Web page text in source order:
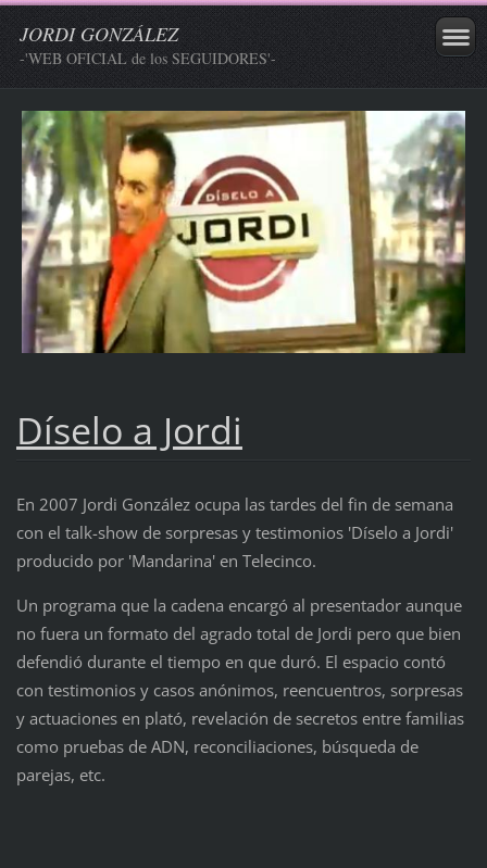
JORDI GONZÁLEZ
-'WEB OFICIAL de los SEGUIDORES'-
Díselo a Jordi
En 2007 Jordi González ocupa las tardes del fin de semana
con el talk-show de sorpresas y testimonios 'Díselo a Jordi'
producido por 'Mandarina' en Telecinco.
Un programa que la cadena encargó al presentador aunque
no fuera un formato del agrado total de Jordi pero que bien
defendió durante el tiempo en que duró. El espacio contó
con testimonios y casos anónimos, reencuentros, sorpresas
y actuaciones en plató, revelación de secretos entre familias
como pruebas de ADN, reconciliaciones, búsqueda de
parejas, etc.